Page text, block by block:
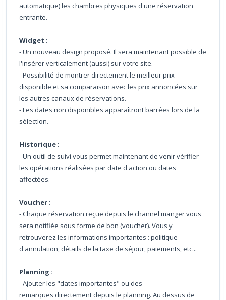
automatique) les chambres physiques d'une réservation
entrante.
Widget :
- Un nouveau design proposé. Il sera maintenant possible de
l'insérer verticalement (aussi) sur votre site.
- Possibilité de montrer directement le meilleur prix
disponible et sa comparaison avec les prix annoncées sur
les autres canaux de réservations.
- Les dates non disponibles apparaîtront barrées lors de la
sélection.
Historique :
- Un outil de suivi vous permet maintenant de venir vérifier
les opérations réalisées par date d'action ou dates
affectées.
Voucher :
- Chaque réservation reçue depuis le channel manger vous
sera notifiée sous forme de bon (voucher). Vous y
retrouverez les informations importantes : politique
d'annulation, détails de la taxe de séjour, paiements, etc...
Planning :
- Ajouter les "dates importantes" ou des
remarques directement depuis le planning. Au dessus de